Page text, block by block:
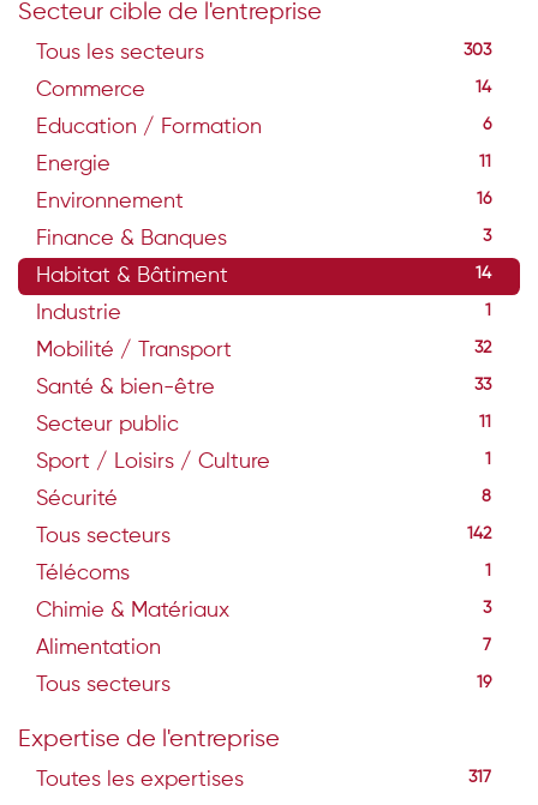
Secteur cible de l'entreprise
Tous les secteurs 303
Commerce 14
Education / Formation 6
Energie 11
Environnement 16
Finance & Banques 3
Habitat & Bâtiment 14
Industrie 1
Mobilité / Transport 32
Santé & bien-être 33
Secteur public 11
Sport / Loisirs / Culture 1
Sécurité 8
Tous secteurs 142
Télécoms 1
Chimie & Matériaux 3
Alimentation 7
Tous secteurs 19
Expertise de l'entreprise
Toutes les expertises 317